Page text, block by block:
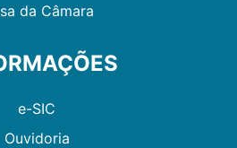
da Câmara
e-SIC
Ouvidoria